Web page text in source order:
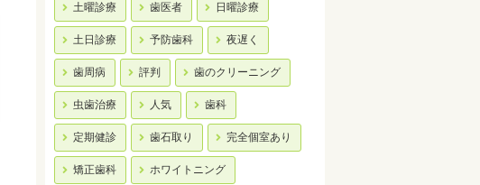
土曜診療 歯医者 日曜診療
土日診療 予防歯科 夜遅く
歯周病 評判 歯のクリーニング
虫歯治療 人気 歯科
定期健診 歯石取り 完全個室あり
矯正歯科 ホワイトニング